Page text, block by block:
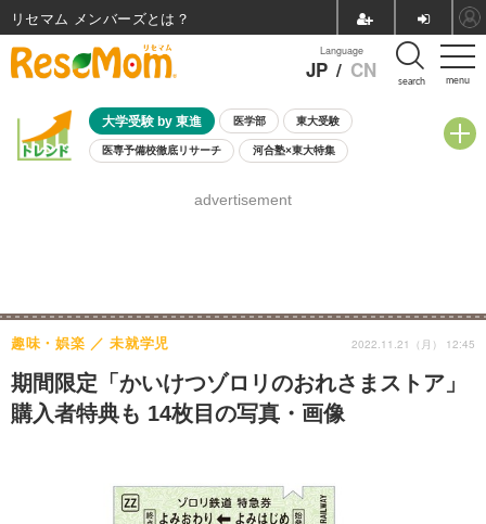
menu
Language
JP / CN search
大学受験 by 東進 医学部 東大受験
医専予備校徹底リサーチ 河合塾×東大特集
8月開催学校説明会・相談会
advertisement
期間限定「かいけつゾロリのおれさまストア」
購入者特典も 14枚目の写真・画像
趣味・娯楽 未就学児 2022.11.21（月） 12:45
リセマム メンバーズ